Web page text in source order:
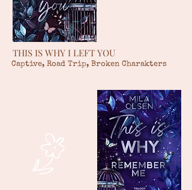
THIS IS WHY I LEFT YOU
Captive, Road Trip, Broken Charakters
c